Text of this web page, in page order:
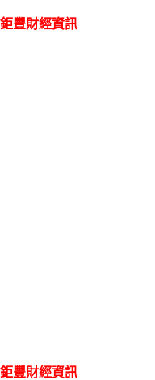
豐財經資訊
豐財經資訊